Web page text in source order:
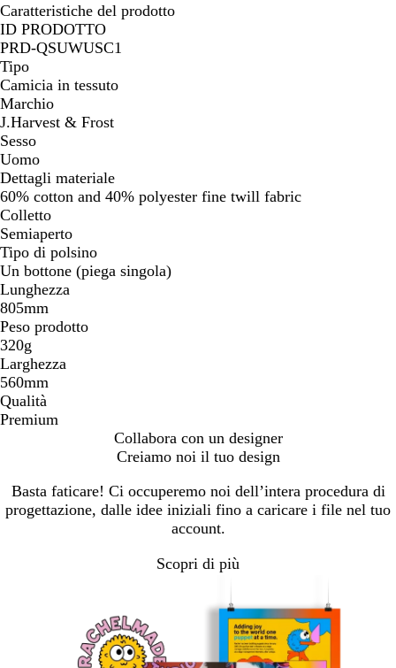
Caratteristiche del prodotto
ID PRODOTTO
PRD-QSUWUSC1
Tipo
Camicia in tessuto
Marchio
J.Harvest & Frost
Sesso
Uomo
Dettagli materiale
60% cotton and 40% polyester fine twill fabric
Colletto
Semiaperto
Tipo di polsino
Un bottone (piega singola)
Lunghezza
805mm
Peso prodotto
320g
Larghezza
560mm
Qualità
Premium
Collabora con un designer
Creiamo noi il tuo design
Basta faticare! Ci occuperemo noi dell’intera procedura di
progettazione, dalle idee iniziali fino a caricare i file nel tuo
account.
Scopri di più